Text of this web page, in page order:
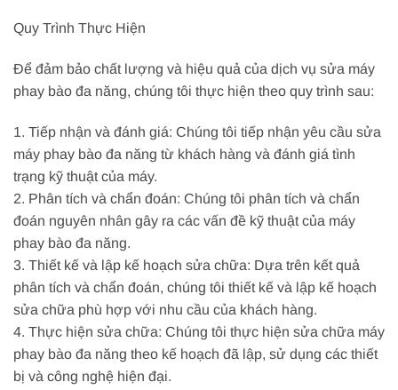
Quy Trình Thực Hiện
Để đảm bảo chất lượng và hiệu quả của dịch vụ sửa máy
phay bào đa năng, chúng tôi thực hiện theo quy trình sau:
1. Tiếp nhận và đánh giá: Chúng tôi tiếp nhận yêu cầu sửa
máy phay bào đa năng từ khách hàng và đánh giá tình
trạng kỹ thuật của máy.
2. Phân tích và chẩn đoán: Chúng tôi phân tích và chẩn
đoán nguyên nhân gây ra các vấn đề kỹ thuật của máy
phay bào đa năng.
3. Thiết kế và lập kế hoạch sửa chữa: Dựa trên kết quả
phân tích và chẩn đoán, chúng tôi thiết kế và lập kế hoạch
sửa chữa phù hợp với nhu cầu của khách hàng.
4. Thực hiện sửa chữa: Chúng tôi thực hiện sửa chữa máy
phay bào đa năng theo kế hoạch đã lập, sử dụng các thiết
bị và công nghệ hiện đại.